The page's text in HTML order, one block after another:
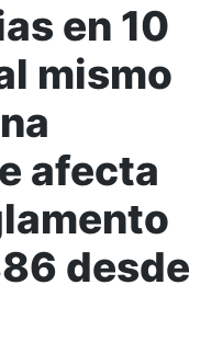
en 10
mismo
afecta
desde